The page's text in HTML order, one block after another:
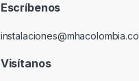
Escríbenos
instalaciones@mhacolombia.co
Visítanos